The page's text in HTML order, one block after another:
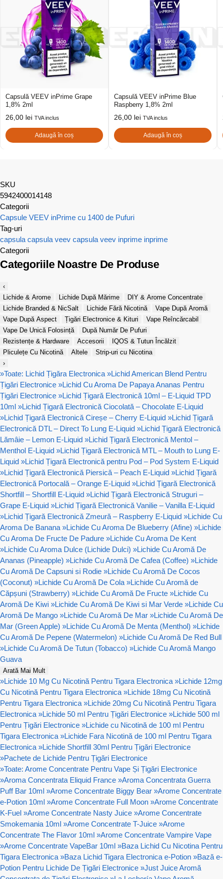
Capsulă VEEV inPrime Grape
1,8% 2ml
26,00 lei TVA inclus
Adaugă în coș
Capsulă VEEV inPrime Blue
Raspberry 1,8% 2ml
26,00 lei TVA inclus
Adaugă în coș
SKU
5942400014148
Categorii
Capsule VEEV inPrime cu 1400 de Pufuri
Tag-uri
capsula capsula veev capsula veev inprime inprime
Categorii
Categoriile Noastre De Produse
‹
Lichide & Arome
Lichide După Mărime
DIY & Arome Concentrate
Lichide Branded & NicSalt
Lichide Fără Nicotină
Vape După Aromă
Vape După Aspect
Țigări Electronice & Kituri
Vape Reîncărcabil
Vape De Unică Folosință
După Număr De Pufuri
Rezistențe & Hardware
Accesorii
IQOS & Tutun Încălzit
Pliculețe Cu Nicotină
Altele
Strip-uri cu Nicotina
›
»Toate: Lichid Țigăra Electronica »Lichid American Blend Pentru
Țigări Electronice »Lichid Cu Aroma De Papaya Ananas Pentru
Țigări Electronice »Lichid Țigară Electronică 10ml – E-Liquid TPD
10ml »Lichid Țigară Electronică Ciocolată – Chocolate E-Liquid
»Lichid Țigară Electronică Cireșe – Cherry E-Liquid »Lichid Țigară
Electronică DTL – Direct To Lung E-Liquid »Lichid Țigară Electronică
Lămâie – Lemon E-Liquid »Lichid Țigară Electronică Mentol –
Menthol E-Liquid »Lichid Țigară Electronică MTL – Mouth to Lung E-
Liquid »Lichid Țigară Electronică pentru Pod – Pod System E-Liquid
»Lichid Țigară Electronică Piersică – Peach E-Liquid »Lichid Țigară
Electronică Portocală – Orange E-Liquid »Lichid Țigară Electronică
Shortfill – Shortfill E-Liquid »Lichid Țigară Electronică Struguri –
Grape E-Liquid »Lichid Țigară Electronică Vanilie – Vanilla E-Liquid
»Lichid Țigară Electronică Zmeură – Raspberry E-Liquid »Lichide Cu
Aroma De Banana »Lichide Cu Aroma De Blueberry (Afine) »Lichide
Cu Aroma De Fructe De Padure »Lichide Cu Aroma De Kent
»Lichide Cu Aroma Dulce (Lichide Dulci) »Lichide Cu Aromă De
Ananas (Pineapple) »Lichide Cu Aromă De Cafea (Coffee) »Lichide
Cu Aromă De Capsuni si Rodie »Lichide Cu Aromă De Cocos
(Coconut) »Lichide Cu Aromă De Cola »Lichide Cu Aromă de
Căpșuni (Strawberry) »Lichide Cu Aromă De Fructe »Lichide Cu
Aromă De Kiwi »Lichide Cu Aromă De Kiwi si Mar Verde »Lichide Cu
Aromă De Mango »Lichide Cu Aromă De Mar »Lichide Cu Aromă De
Mar (Green Apple) »Lichide Cu Aromă De Menta (Menthol) »Lichide
Cu Aromă De Pepene (Watermelon) »Lichide Cu Aromă De Red Bull
»Lichide Cu Aromă De Tutun (Tobacco) »Lichide Cu Aromă Mango
Guava
Arată Mai Mult
»Lichide 10 Mg Cu Nicotină Pentru Tigara Electronica »Lichide 12mg
Cu Nicotină Pentru Tigara Electronica »Lichide 18mg Cu Nicotină
Pentru Tigara Electronica »Lichide 20mg Cu Nicotină Pentru Tigara
Electronica »Lichide 50 ml Pentru Țigări Electronice »Lichide 500 ml
Pentru Țigări Electronice »Lichide cu Nicotină de 100 ml Pentru
Tigara Electronica »Lichide Fara Nicotină de 100 ml Pentru Tigara
Electronica »Lichide Shortfill 30ml Pentru Țigări Electronice
»Pachete de Lichide Pentru Țigări Electronice
»Toate: Arome Concentrate Pentru Vape Și Țigări Electronice
»Aroma Concentrata Eliquid France »Aroma Concentrata Guerra
Puff Bar 10ml »Arome Concentrate Biggy Bear »Arome Concentrate
e-Potion 10ml »Arome Concentrate Full Moon »Arome Concentrate
K-Fuel »Arome Concentrate Nasty Juice »Arome Concentrate
Smokemania 10ml »Arome Concentrate T-Juice »Arome
Concentrate The Flavor 10ml »Arome Concentrate Vampire Vape
»Arome Concentrate VapeBar 10ml »Baza Lichid Cu Nicotina Pentru
Tigara Electronica »Baza Lichid Tigara Electronica e-Potion »Bază e-
Potion Pentru Lichide De Țigări Electronice »Just Juice Aromă